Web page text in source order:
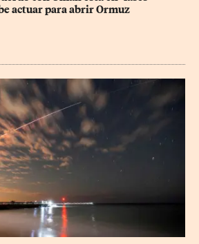
actuar para abrir Ormuz